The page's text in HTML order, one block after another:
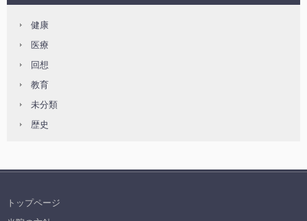
健康
医療
回想
教育
未分類
歴史
トップページ